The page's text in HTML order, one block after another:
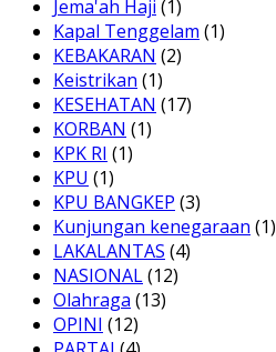
Jema'ah Haji (1)
Kapal Tenggelam (1)
KEBAKARAN (2)
Keistrikan (1)
KESEHATAN (17)
KORBAN (1)
KPK RI (1)
KPU (1)
KPU BANGKEP (3)
Kunjungan kenegaraan (1)
LAKALANTAS (4)
NASIONAL(12)
Olahraga (13)
OPINI (12)